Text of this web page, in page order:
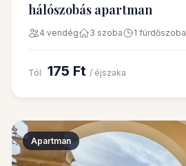
hálószobás apartman
4 vendég 3 szoba 1 fürdőszoba
Tól 175 Ft / éjszaka
Apartman